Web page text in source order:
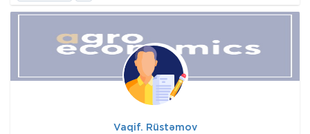
Vaqif. Rüstəmov